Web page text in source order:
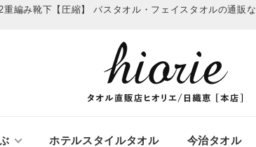
重編み靴下【圧縮】バスタオル・フェイスタオルの通販な
ホテルスタイルタオル 今治タオル